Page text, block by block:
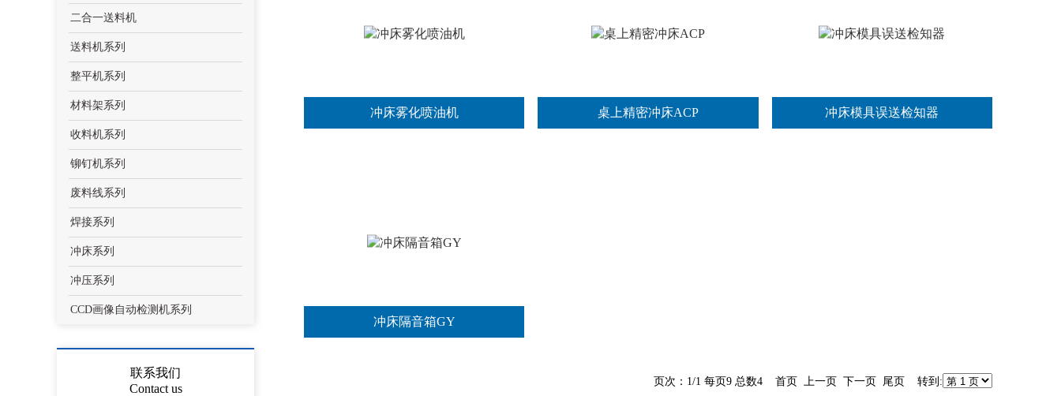
二合一送料机
送料机系列
整平机系列
材料架系列
收料机系列
铆钉机系列
废料线系列
焊接系列
冲床系列
冲压系列
CCD画像自动检测机系列
联系我们
Contact us
冲床雾化喷油机 桌上精密冲床ACP 冲床模具误送检知器
冲床隔音箱GY
页次：1/1 每页9 总数4 首页 上一页 下一页 尾页 转到: